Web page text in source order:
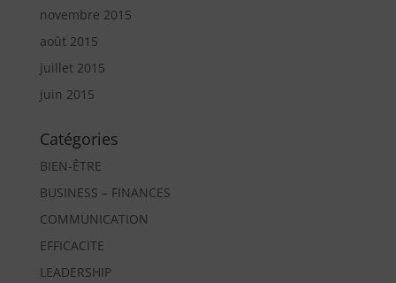
novembre 2015
août 2015
juillet 2015
juin 2015
Catégories
BIEN-ÊTRE
BUSINESS – FINANCES
COMMUNICATION
EFFICACITE
LEADERSHIP